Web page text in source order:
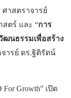
ศาสตราจารย์
ตร์ และ “การ
ฒนธรรมเพื่อสร้าง
ารย์ ดร.ฐิติรัตน์
Growth” เปิด